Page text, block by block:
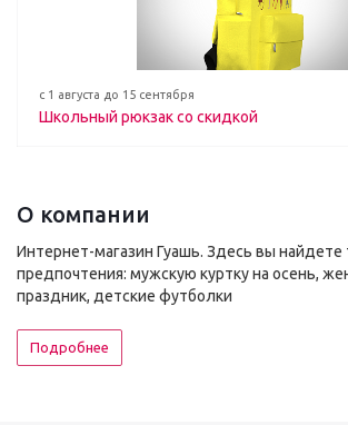
с 1 августа до 15 сентября
Школьный рюкзак со скидкой
О компании
Интернет-магазин Гуашь. Здесь вы найдете
предпочтения: мужскую куртку на осень,
праздник, детские футболки
Подробнее